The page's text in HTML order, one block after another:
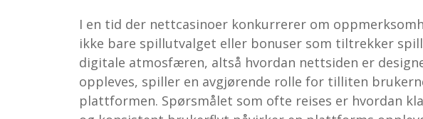
I en tid der nettcasinoer konkurrerer om
ikke bare spillutvalget eller bonuser som tiltrekker
digitale atmosfæren, altså hvordan nettsiden er
oppleves, spiller en avgjørende rolle for tilliten
plattformen. Spørsmålet som ofte reises er hvordan